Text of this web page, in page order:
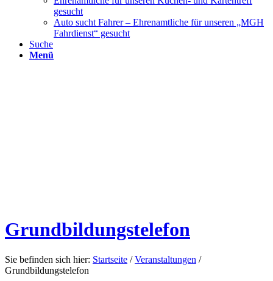
gesucht
Auto sucht Fahrer – Ehrenamtliche für unseren „MGH
Fahrdienst“ gesucht
Suche
Menü
Grundbildungstelefon
Sie befinden sich hier: Startseite / Veranstaltungen /
Grundbildungstelefon